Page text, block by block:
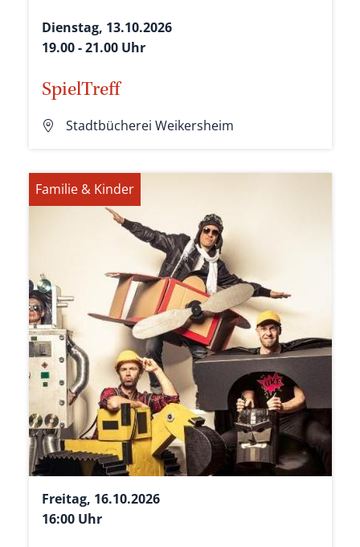
Dienstag, 13.10.2026
19.00 - 21.00 Uhr
SpielTreff
Stadtbücherei Weikersheim
Familie & Kinder
Freitag, 16.10.2026
16:00 Uhr